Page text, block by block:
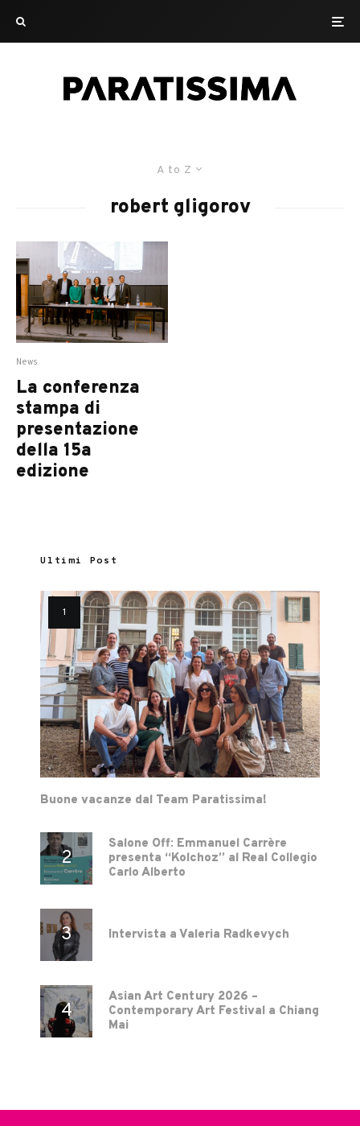
A to Z
robert gligorov
News
La conferenza
stampa di
presentazione
della 15a
edizione
Ultimi Post
Buone vacanze dal Team Paratissima!
Salone Off: Emmanuel Carrère
presenta “Kolchoz” al Real Collegio
Carlo Alberto
Intervista a Valeria Radkevych
Asian Art Century 2026 –
Contemporary Art Festival a Chiang
Mai